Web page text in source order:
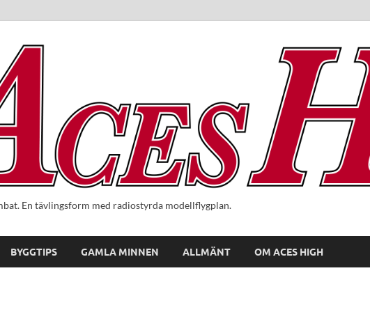
En tävlingsform med radiostyrda modellflygplan.
BYGGTIPS GAMLA MINNEN ALLMÄNT OM ACES HIGH